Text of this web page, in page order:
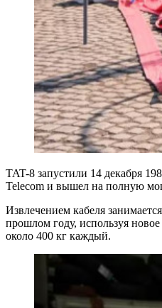
TAT-8 запустили 14 декабря
Telecom и вышел на полную
Извлечением кабеля
прошлом году, используя
около 400 кг каждый.